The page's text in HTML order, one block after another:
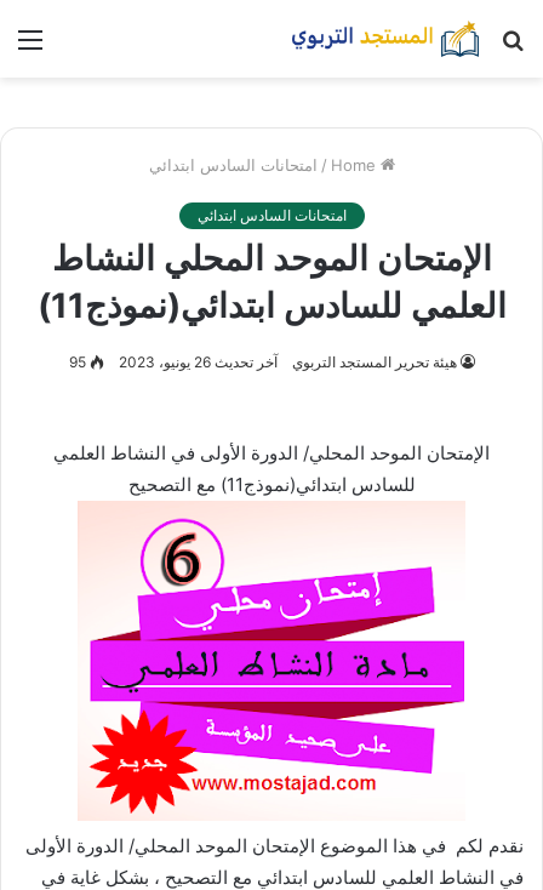
بحث
/ امتحانات السادس ابتدائي
امتحانات السادس ابتدائي
الإمتحان الموحد المحلي النشاط
العلمي للسادس ابتدائي(نموذج11)
هيئة تحرير المستجد التربوي آخر تحديث 26 يونيو، 2023 95
الإمتحان الموحد المحلي/ الدورة الأولى في النشاط العلمي
للسادس ابتدائي(نموذج11) مع التصحيح
نقدم لكم في هذا الموضوع الإمتحان الموحد المحلي/ الدورة الأولى
في النشاط العلمي للسادس ابتدائي مع التصحيح ، بشكل غاية في